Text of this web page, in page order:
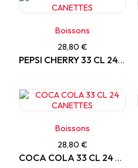
Boissons
28,80 €
PEPSI CHERRY 33 CL 24 CANETTES
Boissons
28,80 €
COCA COLA 33 CL 24 CANETTES